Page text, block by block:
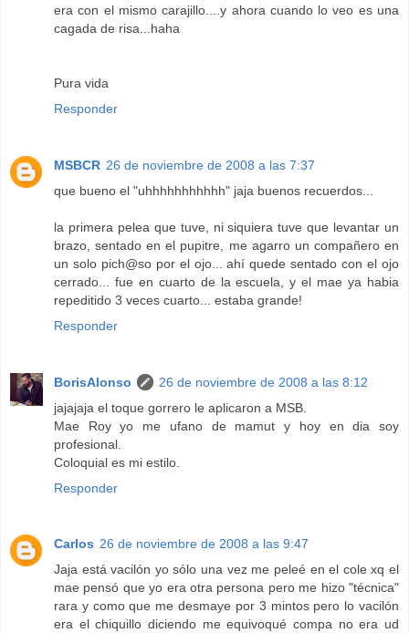
era con el mismo carajillo....y ahora cuando lo veo es una
cagada de risa...haha
Pura vida
Responder
MSBCR 26 de noviembre de 2008 a las 7:37
que bueno el "uhhhhhhhhhhh" jaja buenos recuerdos...
la primera pelea que tuve, ni siquiera tuve que levantar un
brazo, sentado en el pupitre, me agarro un compañero en
un solo pich@so por el ojo... ahí quede sentado con el ojo
cerrado... fue en cuarto de la escuela, y el mae ya habia
repeditido 3 veces cuarto... estaba grande!
Responder
BorisAlonso
26 de noviembre de 2008 a las 8:12
jajajaja el toque gorrero le aplicaron a MSB.
Mae Roy yo me ufano de mamut y hoy en dia soy
profesional.
Coloquial es mi estilo.
Responder
Carlos 26 de noviembre de 2008 a las 9:47
Jaja está vacilón yo sólo una vez me peleé en el cole xq el
mae pensó que yo era otra persona pero me hizo "técnica"
rara y como que me desmaye por 3 mintos pero lo vacilón
era el chiquillo diciendo me equivoqué compa no era ud